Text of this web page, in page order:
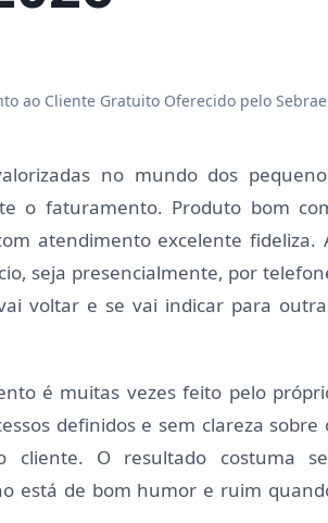
ao Cliente Gratuito Oferecido pelo Sebrae
no mundo dos
o faturamento. Produto bom
atendimento excelente fideliza.
seja presencialmente, por
voltar e se vai indicar para
é muitas vezes feito pelo
definidos e sem clareza sobre
cliente. O resultado costuma
está de bom humor e ruim